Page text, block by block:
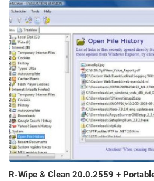
R-Wipe & Clean 20.0.2559 +